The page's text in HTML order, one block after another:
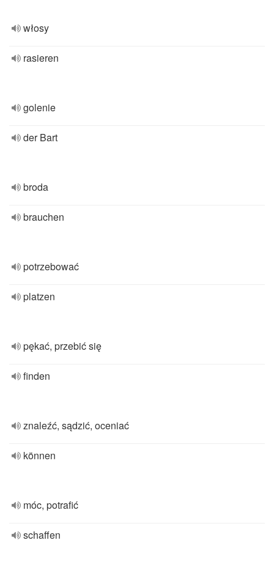
włosy
rasieren
golenie
der Bart
broda
brauchen
potrzebować
platzen
pękać, przebić się
finden
znaleźć, sądzić, oceniać
können
móc, potrafić
schaffen